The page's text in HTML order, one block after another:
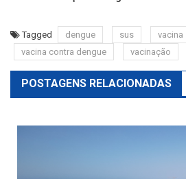
Tagged dengue sus
vacina
vacina contra dengue
vacinação
POSTAGENS RELACIONADAS